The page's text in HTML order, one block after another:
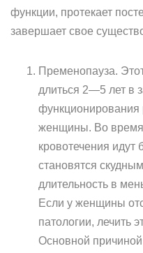
функции, протекает
завершает свое
Пременопауза.
длиться 2—5 лет в
функционирования
женщины. Во
кровотечения идут
становятся
длительность в
Если у женщины
патологии, лечить
Основной